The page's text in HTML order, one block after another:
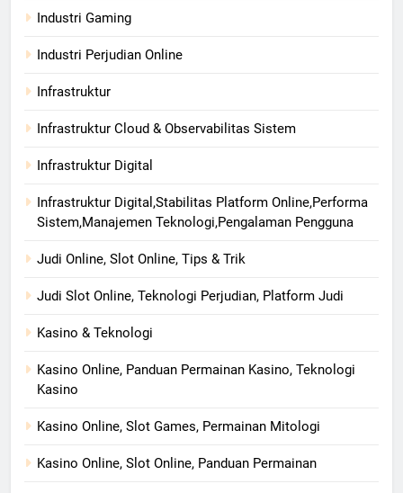
Industri Gaming
Industri Perjudian Online
Infrastruktur
Infrastruktur Cloud & Observabilitas Sistem
Infrastruktur Digital
Infrastruktur Digital,Stabilitas Platform Online,Performa
Sistem,Manajemen Teknologi,Pengalaman Pengguna
Judi Online, Slot Online, Tips & Trik
Judi Slot Online, Teknologi Perjudian, Platform Judi
Kasino & Teknologi
Kasino Online, Panduan Permainan Kasino, Teknologi
Kasino
Kasino Online, Slot Games, Permainan Mitologi
Kasino Online, Slot Online, Panduan Permainan